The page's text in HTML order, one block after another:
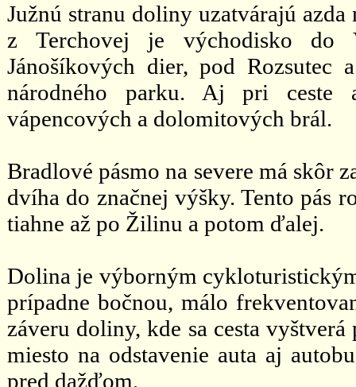
Južnú stranu doliny uzatvárajú
z Terchovej je východisko do
Jánošíkových dier, pod Rozsutec
národného parku. Aj pri ceste
vápencových a dolomitových brál.
Bradlové pásmo na severe má skôr
dvíha do značnej výšky. Tento pás
tiahne až po Žilinu a potom ďalej.
Dolina je výborným
prípadne bočnou, málo
záveru doliny, kde sa cesta
miesto na odstavenie auta aj
pred dažďom.